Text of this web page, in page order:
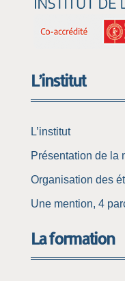
L’institut
L’institut
Présentation de la
Organisation des
Une mention, 4
La formation